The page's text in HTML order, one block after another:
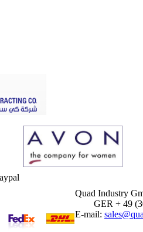
Quad Industry
GER + 49
E-mail: